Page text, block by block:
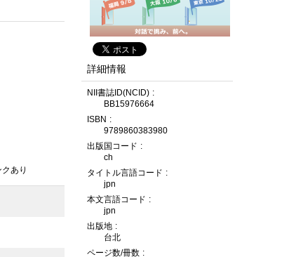
あり
詳細情報
NII書誌ID(NCID)
BB15976664
ISBN
9789860383980
出版国コード
ch
タイトル言語コード
jpn
本文言語コード
jpn
出版地
台北
ページ数/冊数